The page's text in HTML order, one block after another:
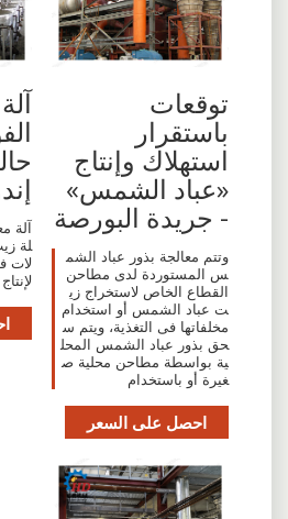
توقعات
باستقرار
استهلاك وإنتاج
«عباد الشمس»
- جريدة البورصة
وتتم معالجة بذور عباد الشم
س المستوردة لدى مطاحن
القطاع الخاص لاستخراج زي
ت عباد الشمس أو استخدام
مخلفاتها فى التغذية، ويتم س
حق بذور عباد الشمس المحل
ية بواسطة مطاحن محلية ص
غيرة أو باستخدام
احصل على السعر
آلة
لة
لات